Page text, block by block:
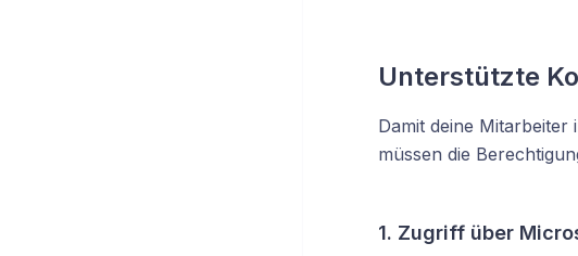
Unterstützte
Damit deine
müssen die
1. Zugriff über